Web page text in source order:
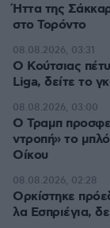
Ήττα της
στο Τορόντο
Ο Κούτσιας
Liga, δείτε το
08.08.2026, 03:31
Ο Τραμπ
ντροπή» το
Οίκου
08.08.2026, 03:00
Ορκίστηκε
λα Εσπριέγια,
08.08.2026, 02:28